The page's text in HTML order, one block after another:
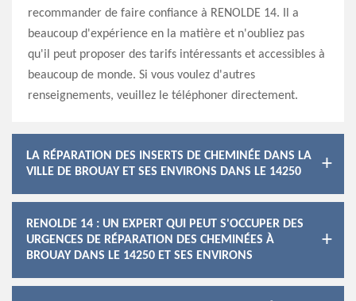
recommander de faire confiance à RENOLDE 14. Il a
beaucoup d'expérience en la matière et n'oubliez pas
qu'il peut proposer des tarifs intéressants et accessibles à
beaucoup de monde. Si vous voulez d'autres
renseignements, veuillez le téléphoner directement.
LA RÉPARATION DES INSERTS DE CHEMINÉE DANS LA
VILLE DE BROUAY ET SES ENVIRONS DANS LE 14250
RENOLDE 14 : UN EXPERT QUI PEUT S'OCCUPER DES
URGENCES DE RÉPARATION DES CHEMINÉES À
BROUAY DANS LE 14250 ET SES ENVIRONS